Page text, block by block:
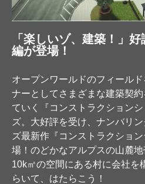
「楽しいゾ、建築！」
編が登場！
オープンワールドのフィール
ナーとしてさまざまな建築契
ていく『コンストラクション
ズ。大好評を受け、ナンバリ
ズ最新作『コンストラクショ
場！のどかなアルプスの山麓
10k㎡の空間にある村に会社を
らいて、はたらこう！